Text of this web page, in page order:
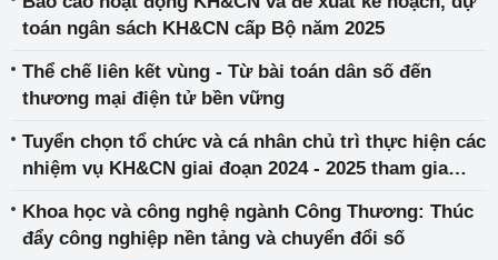
toán ngân sách KH&CN cấp Bộ năm 2025
Thể chế liên kết vùng - Từ bài toán dân số đến
thương mại điện tử bền vững
Tuyển chọn tổ chức và cá nhân chủ trì thực hiện các
nhiệm vụ KH&CN giai đoạn 2024 - 2025 tham gia
cấp quốc gia phục vụ đổi mới, hiện đại hóa công
nghệ khai thác và chế biến khoáng sản đến năm
Khoa học và công nghệ ngành Công Thương: Thúc
đẩy công nghiệp nền tảng và chuyển đổi số